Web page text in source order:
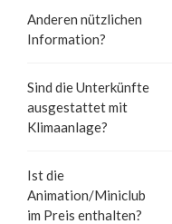
Anderen nützlichen
Information?
Sind die Unterkünfte
ausgestattet mit
Klimaanlage?
Ist die
Animation/Miniclub
im Preis enthalten?